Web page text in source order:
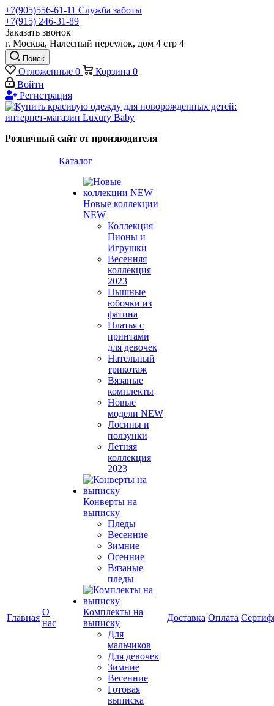
+7(905)556-61-11 Служба заботы
+7(915) 246-31-89
Заказать звонок
г. Москва, Налесный переулок, дом 4 стр 4
Поиск
Отложенные 0 Корзина 0
Войти
Регистрация
Розничный сайт от производителя
Главная
О
нас
Каталог
Новые коллекции
NEW
Коллекция
Пионы и
Игрушки
Весенняя
коллекция
2023
Пышные
юбочки из
фатина
Платья с
принтами
для девочек
Нательный
трикотаж
Вязаные
комплекты
Новые
модели NEW
Лосины и
ползунки
Летняя
коллекция
2023
Конверты на
выписку
Пледы
Весенние
Зимние
Осенние
Вязаные
пледы
Комплекты на
выписку
Для
мальчиков
Для девочек
Зимние
Весенние
Готовая
выписка
Доставка Оплата